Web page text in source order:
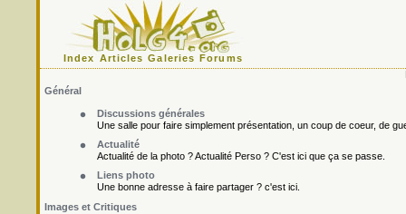
Index Articles Galeries Forums
Général
Discussions générales
Une salle pour faire simplement présentation, un coup de coeur, de
Actualité
Actualité de la photo ? Actualité Perso ? C'est ici que ça se passe.
Liens photo
Une bonne adresse à faire partager ? c'est ici.
Images et Critiques